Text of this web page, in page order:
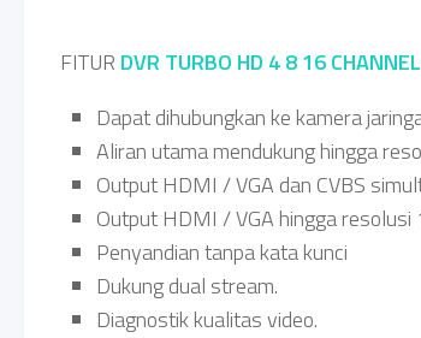
FITUR DVR TURBO HD 4 8 16
Dapat dihubungkan ke kamera
Aliran utama mendukung hingga
Output HDMI / VGA dan CVBS
Output HDMI / VGA hingga resolusi
Penyandian tanpa kata kunci
Dukung dual stream.
Diagnostik kualitas video.